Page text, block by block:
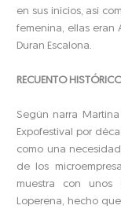
en sus inicios, así
femenina, ellas eran
Duran Escalona.
RECUENTO
Según narra
Expofestival por
como una
de los
muestra con unos
Loperena, hecho